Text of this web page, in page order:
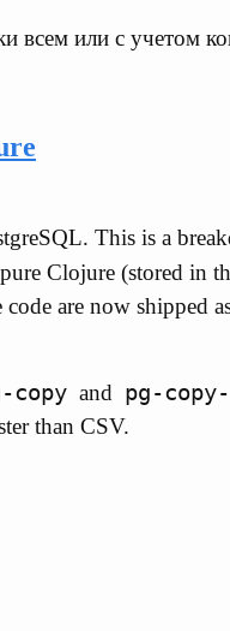
всем или с учетом
This is a
Clojure (stored in
are now shipped
copy and pg-
than CSV.